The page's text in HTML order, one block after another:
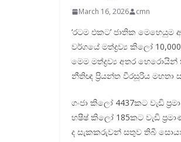
March 16, 2026 cmn
‘රටම එකට’ ජාතික
වර්ගයේ මත්ද්‍රව්‍ය කිලෝ
මෙම මත්ද්‍රව්‍ය අතර
නීතිඥ ප්‍රියන්ත වීර­සූ­රිය මහතා
ගංජා කිලෝ 4437කට වැඩි
හෂීෂ් කි‍ලෝ 185කට වැඩි
ද සැක­ක­රු­වන් සතුව තිබී